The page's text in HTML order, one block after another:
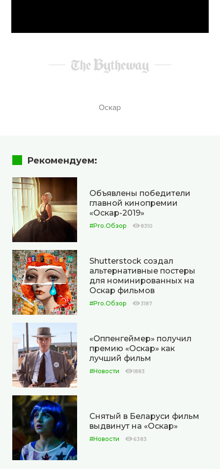
Оскар
Рекомендуем:
Объявлены победители
главной кинопремии
«Оскар-2019»
#Pro.Обзор 8310
Shutterstock создал
альтернативные постеры
для номинированных на
Оскар фильмов
#Pro.Обзор 3187
«Оппенгеймер» получил
премию «Оскар» как
лучший фильм
#Новости 1883
Снятый в Беларуси фильм
выдвинут на «Оскар»
#Новости 6383